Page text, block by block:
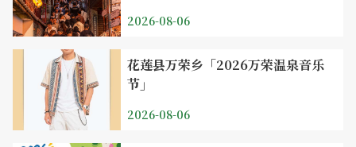
2026-08-06
花莲县万荣乡「2026万荣温泉音乐
节」
2026-08-06